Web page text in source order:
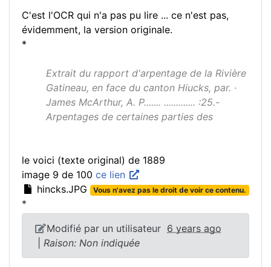
C'est l'OCR qui n'a pas pu lire ... ce n'est pas,
évidemment, la version originale.
*
Extrait du rapport d'arpentage de la Rivière
Gatineau, en face du canton Hiucks, par. ·
James McArthur, A. P....... ............. :25.-
Arpentages de certaines parties des
le voici (texte original) de 1889
image 9 de 100 ce lien
hincks.JPG
Vous n'avez pas le droit de voir ce contenu.
*
Modifié par un utilisateur 6 years ago
Raison: Non indiquée